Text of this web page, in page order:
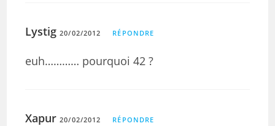
Lystig 20/02/2012 RÉPONDRE
euh………… pourquoi 42 ?
Xapur 20/02/2012 RÉPONDRE